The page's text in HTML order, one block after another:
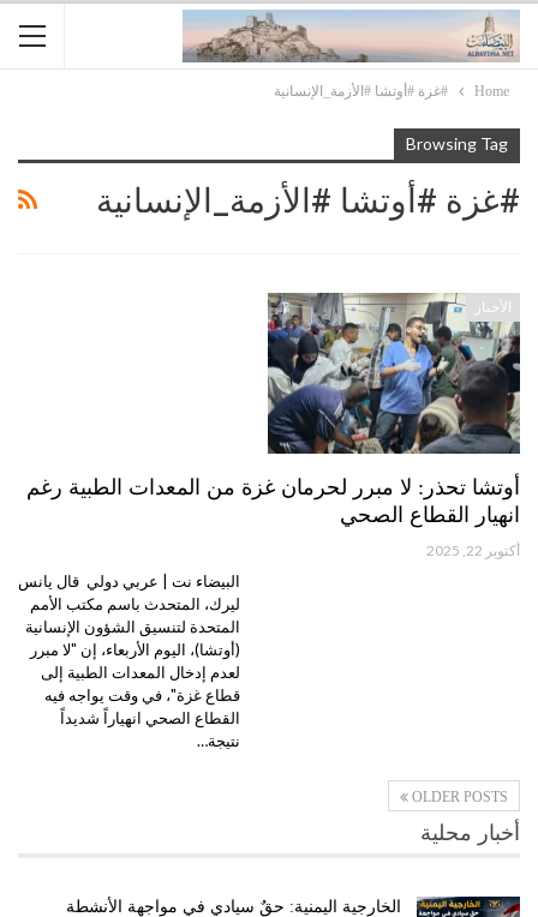
Home #غزة #أوتشا #الأزمة_الإنسانية
Browsing Tag
#غزة #أوتشا #الأزمة_الإنسانية
الأخبار
أوتشا تحذر: لا مبرر لحرمان غزة من المعدات الطبية رغم
انهيار القطاع الصحي
أكتوبر 22, 2025
البيضاء نت | عربي دولي قال يانس
ليرك، المتحدث باسم مكتب الأمم
المتحدة لتنسيق الشؤون الإنسانية
(أوتشا)، اليوم الأربعاء، إن "لا مبرر
لعدم إدخال المعدات الطبية إلى
قطاع غزة"، في وقت يواجه فيه
القطاع الصحي انهياراً شديداً
نتيجة…
OLDER POSTS
أخبار محلية
الخارجية اليمنية: حقٌ سيادي في مواجهة الأنشطة